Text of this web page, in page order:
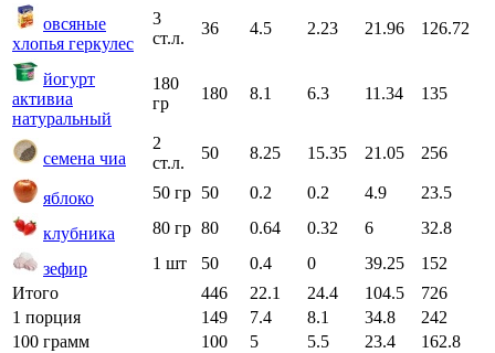
овсяные
хлопья геркулес
3
ст.л.
36 4.5 2.23 21.96 126.72
йогурт
активиa
натуральный
180
гр
180 8.1 6.3 11.34 135
семена чиа
2
ст.л.
50 8.25 15.35 21.05 256
яблоко 50 гр 50 0.2 0.2 4.9 23.5
клубника 80 гр 80 0.64 0.32 6 32.8
зефир 1 шт 50 0.4 0 39.25
152
Итого
446 22.1 24.4 104.5
726
1 порция
149 7.4 8.1 34.8
242
100 грамм
100 5 5.5 23.4 162.8